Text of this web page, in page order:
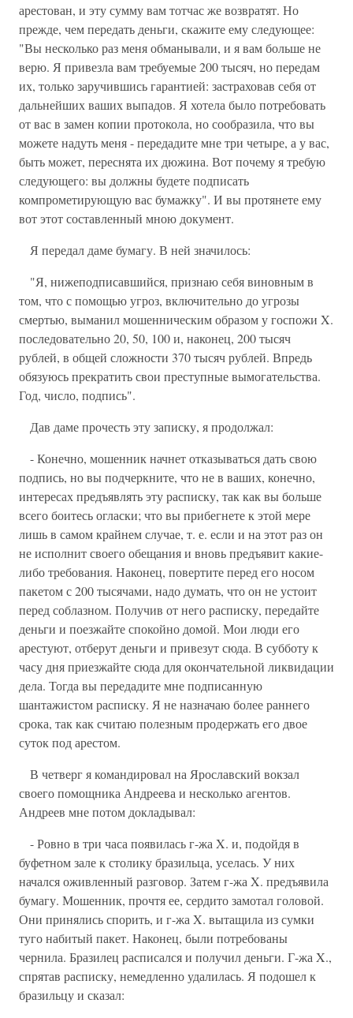
арестован, и эту сумму вам тотчас же возвратят. Но
прежде, чем передать деньги, скажите ему следующее:
"Вы несколько раз меня обманывали, и я вам больше не
верю. Я привезла вам требуемые 200 тысяч, но передам
их, только заручившись гарантией: застраховав себя от
дальнейших ваших выпадов. Я хотела было потребовать
от вас в замен копии протокола, но сообразила, что вы
можете надуть меня - передадите мне три четыре, а у вас,
быть может, переснята их дюжина. Вот почему я требую
следующего: вы должны будете подписать
компрометирующую вас бумажку". И вы протянете ему
вот этот составленный мною документ.
Я передал даме бумагу. В ней значилось:
"Я, нижеподписавшийся, признаю себя виновным в
том, что с помощью угроз, включительно до угрозы
смертью, выманил мошенническим образом у госпожи X.
последовательно 20, 50, 100 и, наконец, 200 тысяч
рублей, в общей сложности 370 тысяч рублей. Впредь
обязуюсь прекратить свои преступные вымогательства.
Год, число, подпись".
Дав даме прочесть эту записку, я продолжал:
- Конечно, мошенник начнет отказываться дать свою
подпись, но вы подчеркните, что не в ваших, конечно,
интересах предъявлять эту расписку, так как вы больше
всего боитесь огласки; что вы прибегнете к этой мере
лишь в самом крайнем случае, т. е. если и на этот раз он
не исполнит своего обещания и вновь предъявит какие-
либо требования. Наконец, повертите перед его носом
пакетом с 200 тысячами, надо думать, что он не устоит
перед соблазном. Получив от него расписку, передайте
деньги и поезжайте спокойно домой. Мои люди его
арестуют, отберут деньги и привезут сюда. В субботу к
часу дня приезжайте сюда для окончательной ликвидации
дела. Тогда вы передадите мне подписанную
шантажистом расписку. Я не назначаю более раннего
срока, так как считаю полезным продержать его двое
суток под арестом.
В четверг я командировал на Ярославский вокзал
своего помощника Андреева и несколько агентов.
Андреев мне потом докладывал:
- Ровно в три часа появилась г-жа X. и, подойдя в
буфетном зале к столику бразильца, уселась. У них
начался оживленный разговор. Затем г-жа X. предъявила
бумагу. Мошенник, прочтя ее, сердито замотал головой.
Они принялись спорить, и г-жа X. вытащила из сумки
туго набитый пакет. Наконец, были потребованы
чернила. Бразилец расписался и получил деньги. Г-жа X.,
спрятав расписку, немедленно удалилась. Я подошел к
бразильцу и сказал: